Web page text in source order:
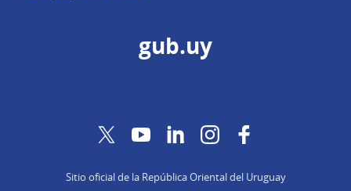
gub.uy
TwitterYouTubeLinkedInInstagram
Sitio oficial de la República Oriental del Uruguay